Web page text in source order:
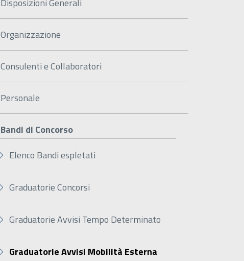
Disposizioni Generali
Organizzazione
Consulenti e Collaboratori
Personale
Bandi di Concorso
Elenco Bandi espletati
Graduatorie Concorsi
Graduatorie Avvisi Tempo Determinato
Graduatorie Avvisi Mobilità Esterna